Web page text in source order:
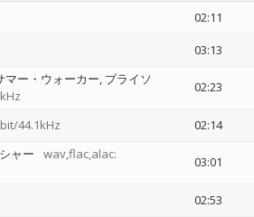
02:11
03:13
マー・ウォーカー ブライソ
02:23
44.1kHz 02:14
ャー
wav,flac,alac:
03:01
02:53